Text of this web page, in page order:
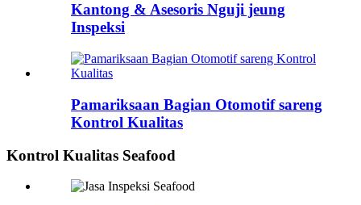
Kantong & Asesoris Nguji jeung
Inspeksi
Pamariksaan Bagian Otomotif sareng
Kontrol Kualitas
Kontrol Kualitas Seafood